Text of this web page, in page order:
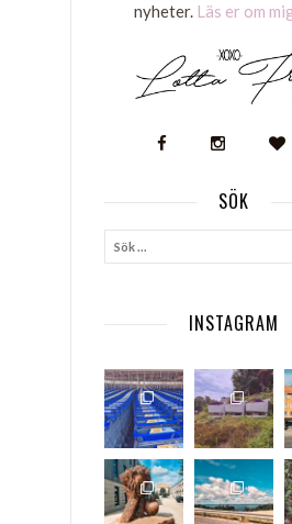
nyheter. Läs er om
SÖK
INSTAGRAM